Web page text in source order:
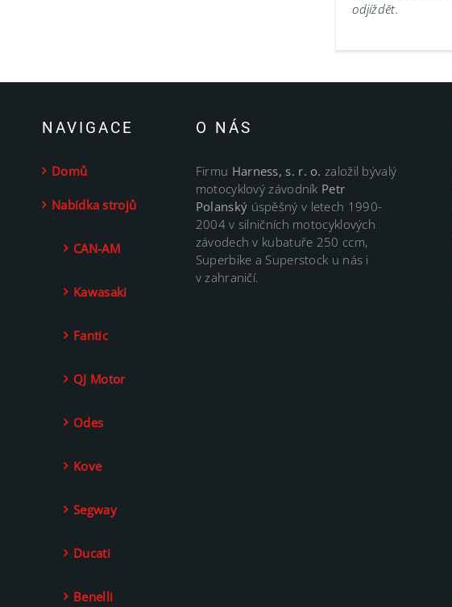
odjíždět.
NAVIGACE
Domů
Nabídka strojů
CAN-AM
Kawasaki
Fantic
QJ Motor
Odes
Kove
Segway
Ducati
Benelli
O NÁS
Firmu Harness, s. r. o.založil bývalý
motocyklový závodník Petr
Polanský úspěšný v letech 1990-
2004 v silničních motocyklových
závodech v kubatuře 250 ccm,
Superbike a Superstock u nás i
v zahraničí.